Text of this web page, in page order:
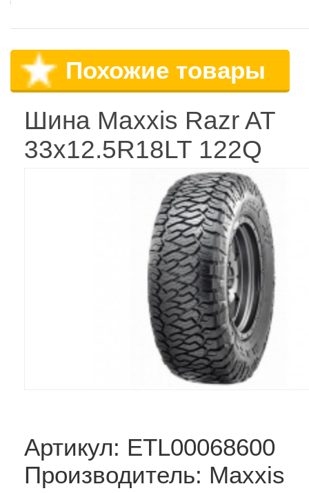
Похожие товары
Шина Maxxis Razr AT
33x12.5R18LT 122Q
Артикул: ETL00068600
Производитель: Maxxis